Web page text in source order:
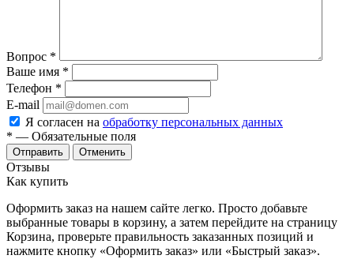
Вопрос *
Ваше имя *
Телефон *
E-mail
Я согласен на обработку персональных данных
* — Обязательные поля
Отменить
Отзывы
Как купить
Оформить заказ на нашем сайте легко. Просто добавьте
выбранные товары в корзину, а затем перейдите на страницу
Корзина, проверьте правильность заказанных позиций и
нажмите кнопку «Оформить заказ» или «Быстрый заказ».